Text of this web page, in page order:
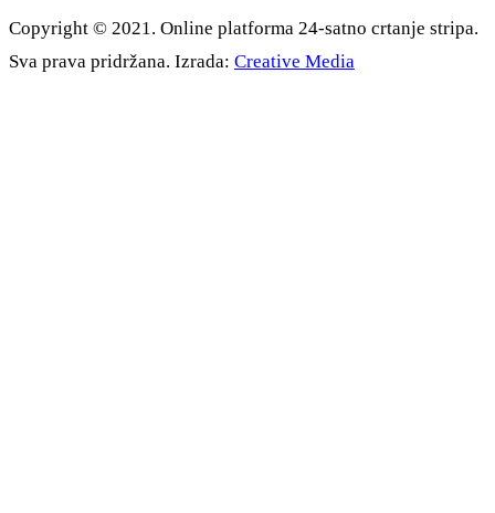
Copyright © 2021. Online platforma 24-satno crtanje stripa.
Sva prava pridržana. Izrada: Creative Media